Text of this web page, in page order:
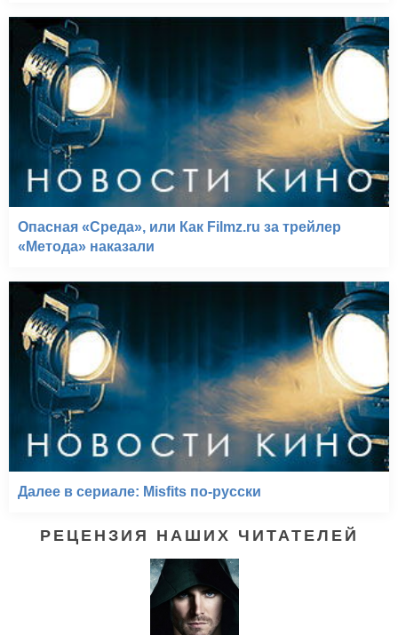
Опасная «Среда», или Как Filmz.ru за трейлер
«Метода» наказали
Далее в сериале: Misfits по-русски
РЕЦЕНЗИЯ НАШИХ ЧИТАТЕЛЕЙ